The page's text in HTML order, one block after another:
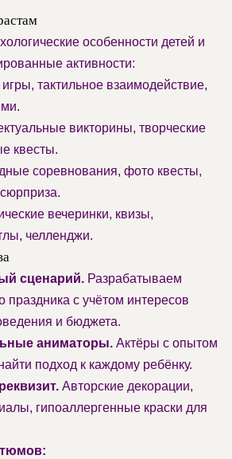
особенности детей и
активности:
тактильное взаимодействие,
викторины, творческие
квесты.
соревнования, фото квесты,
вечеринки, квизы,
челленджи.
сценарий. Разрабатываем
праздника с учётом интересов
и бюджета.
аниматоры. Актёры с опытом
подход к каждому ребёнку.
Авторские декорации,
гипоаллергенные краски для